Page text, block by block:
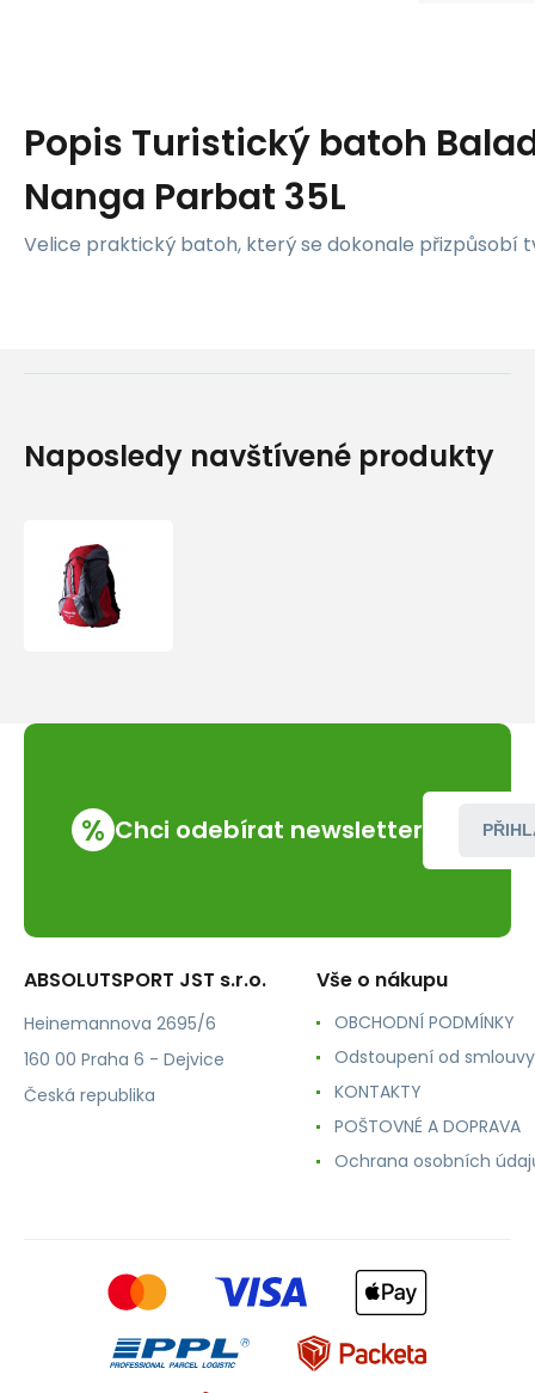
Popis Turistický batoh
Nanga Parbat 35L
Velice praktický batoh, který se dokonale přizpůsobí
Naposledy navštívené produkty
% Chci odebírat newsletter
ABSOLUTSPORT JST s.r.o.
Heinemannova 2695/6
160 00 Praha 6 - Dejvice
Česká republika
Vše o nákupu
OBCHODNÍ PODMÍNKY
Odstoupení od smlouvy
KONTAKTY
POŠTOVNÉ A DOPRAVA
Ochrana osobních